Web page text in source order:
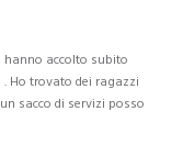
hanno accolto subito
Ho trovato dei ragazzi
sacco di servizi posso